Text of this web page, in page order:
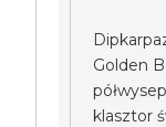
Golden
klasztor